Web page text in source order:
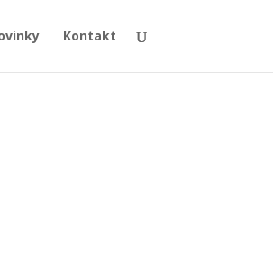
Kontakt